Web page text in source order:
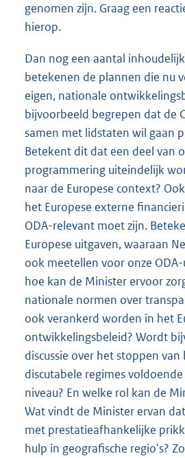
genomen zijn. Graag een
hierop.
Dan nog een aantal
betekenen de plannen die nu
eigen, nationale
bijvoorbeeld begrepen dat de
samen met lidstaten wil gaan
Betekent dit dat een deel van
programmering uiteindelijk
naar de Europese context?
het Europese externe
ODA-relevant moet zijn.
Europese uitgaven, waaraan
ook meetellen voor onze
hoe kan de Minister ervoor
nationale normen over
ook verankerd worden in het
ontwikkelingsbeleid? Wordt
discussie over het stoppen
discutabele regimes
niveau? En welke rol kan de
Wat vindt de Minister ervan
met prestatieafhankelijke
hulp in geografische regio's?